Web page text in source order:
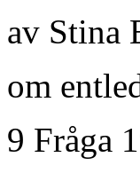
av Stina
om
9 Fråga